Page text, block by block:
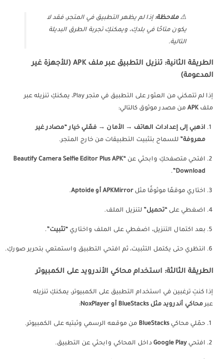
⚠️ملاحظة: إذا لم يظهر التطبيق في المتجر، فقد لا
يكون متاحًا في بلدكِ، ويمكنكِ تجربة الطرق البديلة
التالية.
الطريقة الثانية: تنزيل التطبيق عبر ملف APK (للأجهزة غير
المدعومة)
إذا لم تتمكني من العثور على التطبيق في متجر Play، يمكنكِ تنزيله عبر
ملف APK من مصدر موثوق كالتالي:
اذهبي إلى إعدادات الهاتف → الأمان → فعّلي خيار “مصادر غير
معروفة” للسماح بتثبيت التطبيقات من خارج المتجر.
افتحي متصفحكِ وابحثي عن
“Beautify Camera Selfie Editor Plus APK
Download”
.
اختاري موقعًا موثوقًا مثل APKMirror أو Aptoide .
اضغطي على “تحميل” لتنزيل الملف.
بعد اكتمال التنزيل، اضغطي على الملف واختاري “تثبيت” .
انتظري حتى يكتمل التثبيت، ثم افتحي التطبيق واستمتعي بتحرير صوركِ.
الطريقة الثالثة: استخدام محاكي الأندرويد على الكمبيوتر
إذا كنتِ ترغبين في استخدام التطبيق على الكمبيوتر، يمكنكِ تنزيله
عبرمحاكي أندرويد مثل BlueStacks أو NoxPlayer :
حمّلي محاكي BlueStacks من موقعه الرسمي وثبتيه على الكمبيوتر.
افتحي Google Play داخل المحاكي وابحثي عن التطبيق.